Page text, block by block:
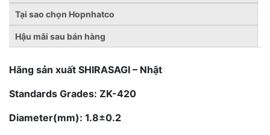
Tại sao chọn Hopnhatco
Hậu mãi sau bán hàng
Hãng sản xuất SHIRASAGI – Nhật
Standards Grades: ZK-420
Diameter(mm): 1.8±0.2